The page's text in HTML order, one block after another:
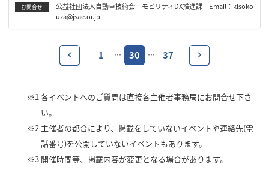
お問合せ
公益社団法人自動車技術会 モビリティDX推進課 Email：kisoko
uza@jsae.or.jp
1 … 30 … 37
※1 各イベントへのご質問は直接各主催者事務局にお問合せ下さ
い。
※2 主催者の都合により、掲載をしていないイベントや連絡先(電
話番号)を公開していないイベントもあります。
※3 開催時間等、掲載内容が変更となる場合があります。